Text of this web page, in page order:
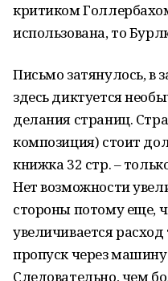
критиком
использована, то
Письмо затянулось, в
здесь диктуется
делания страниц.
композиция) стоит
книжка 32 стр. –
Нет возможности
стороны потому еще,
увеличивается
пропуск через
Следовательно, чем